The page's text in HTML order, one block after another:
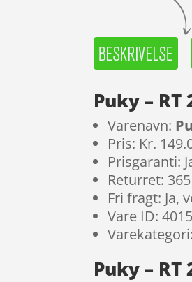
Puky –
Varenavn:
Pris: Kr.
Prisgaranti:
Returret:
Fri fragt: Ja,
Vare ID:
Puky –